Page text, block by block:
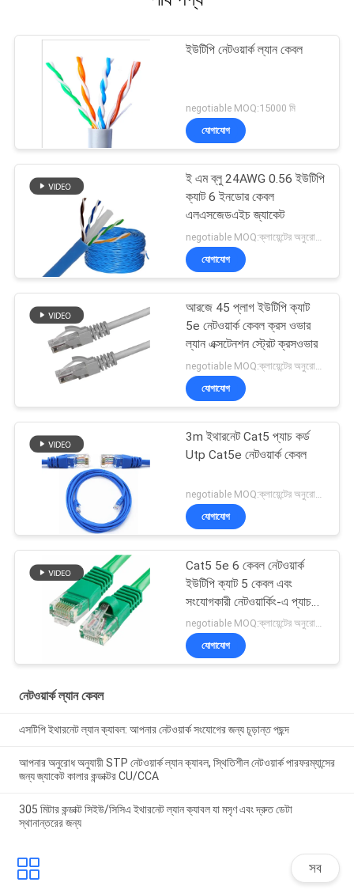
ইউটিপি নেটওয়ার্ক ল্যান কেবল
negotiable MOQ:15000 মি
যোগাযোগ
ই এম ব্লু 24AWG 0.56 ইউটিপি
ক্যাট 6 ইনডোর কেবল
এলএসজেডএইচ জ্যাকেট
যোগাযোগ
আরজে 45 প্লাগ ইউটিপি ক্যাট
5e নেটওয়ার্ক কেবল ক্রস ওভার
ল্যান এক্সটেনশন স্ট্রেট ক্রসওভার
যোগাযোগ
3m ইথারনেট Cat5 প্যাচ কর্ড
Utp Cat5e নেটওয়ার্ক কেবল
negotiable MOQ:ক্লায়েন্টের অনুরোধ হিসাবে কাস্টমাইজড টাইপ 30000 মিটার হিসাবে স্টক।
যোগাযোগ
Cat5 5e 6 কেবল নেটওয়ার্ক
ইউটিপি ক্যাট 5 কেবল এবং
সংযোগকারী নেটওয়ার্কিং-এ প্যাচ
কেবল
negotiable MOQ:ক্লায়েন্টের অনুরোধ হিসাবে কাস্টমাইজড টাইপ 30000 মিটার হিসাবে স্টক।
যোগাযোগ
নেটওয়ার্ক ল্যান কেবল
এসটিপি ইথারনেট ল্যান ক্যাবল: আপনার নেটওয়ার্ক সংযোগের জন্য চূড়ান্ত পছন্দ
আপনার অনুরোধ অনুযায়ী STP নেটওয়ার্ক ল্যান ক্যাবল, স্থিতিশীল নেটওয়ার্ক পারফরম্যান্সের
জন্য জ্যাকেট কালার কন্ডাক্টর CU/CCA
305 মিটার কন্ডাক্ট সিইউ/সিসিএ ইথারনেট ল্যান ক্যাবল যা মসৃণ এবং দ্রুত ডেটা
স্থানান্তরের জন্য
সব